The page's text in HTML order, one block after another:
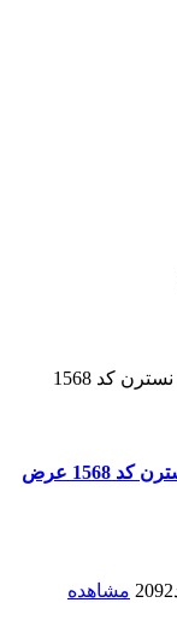
درب فلزی لیزری یک و نیم لنگه هیراد طرح نسترن کد 1568 عرض
مشاهده